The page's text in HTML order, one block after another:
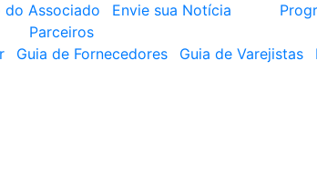
do Associado Envie sua Notícia
Parceiros
Guia de Fornecedores Guia de Varejistas